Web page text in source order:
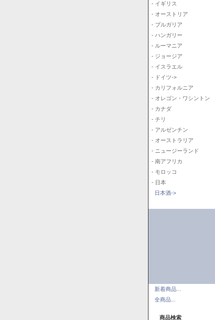
- イギリス
- オーストリア
- ブルガリア
- ハンガリー
- ルーマニア
- ジョージア
- イスラエル
- ドイツ->
- カリフォルニア
- オレゴン・ワシントン
- カナダ
- チリ
- アルゼンチン
- オーストラリア
- ニュージーランド
- 南アフリカ
- モロッコ
- 日本
日本酒->
新着商品...
全商品...
商品検索